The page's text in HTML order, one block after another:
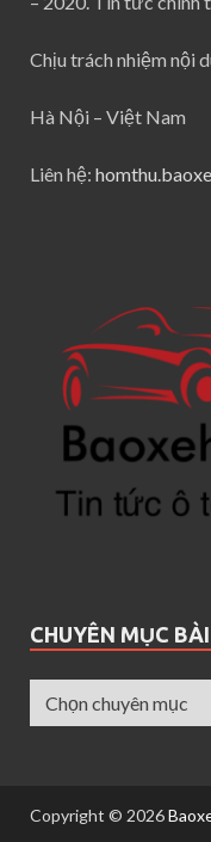
Chịu trách nhiệm nội
Hà Nội – Việt Nam
Liên hệ:
CHUYÊN MỤC
Copyright © 2026